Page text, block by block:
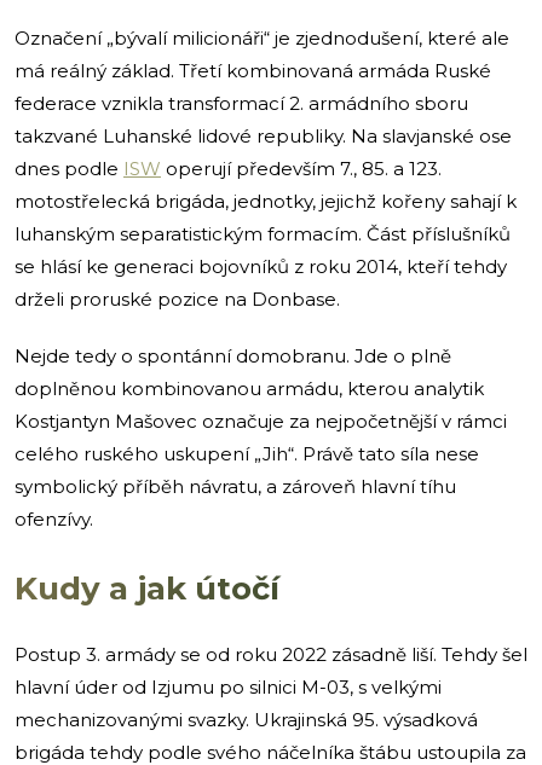
Označení „bývalí milicionáři“ je zjednodušení, které ale
má reálný základ. Třetí kombinovaná armáda Ruské
federace vznikla transformací 2. armádního sboru
takzvané Luhanské lidové republiky. Na slavjanské ose
dnes podle ISW operují především 7., 85. a 123.
motostřelecká brigáda, jednotky, jejichž kořeny sahají k
luhanským separatistickým formacím. Část příslušníků
se hlásí ke generaci bojovníků z roku 2014, kteří tehdy
drželi proruské pozice na Donbase.
Nejde tedy o spontánní domobranu. Jde o plně
doplněnou kombinovanou armádu, kterou analytik
Kostjantyn Mašovec označuje za nejpočetnější v rámci
celého ruského uskupení „Jih“. Právě tato síla nese
symbolický příběh návratu, a zároveň hlavní tíhu
ofenzívy.
Kudy a jak útočí
Postup 3. armády se od roku 2022 zásadně liší. Tehdy šel
hlavní úder od Izjumu po silnici M-03, s velkými
mechanizovanými svazky. Ukrajinská 95. výsadková
brigáda tehdy podle svého náčelníka štábu ustoupila za